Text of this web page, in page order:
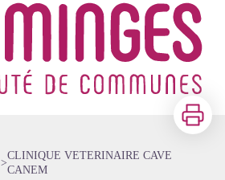
Imprimer
>
CLINIQUE VETERINAIRE CAVE
CANEM